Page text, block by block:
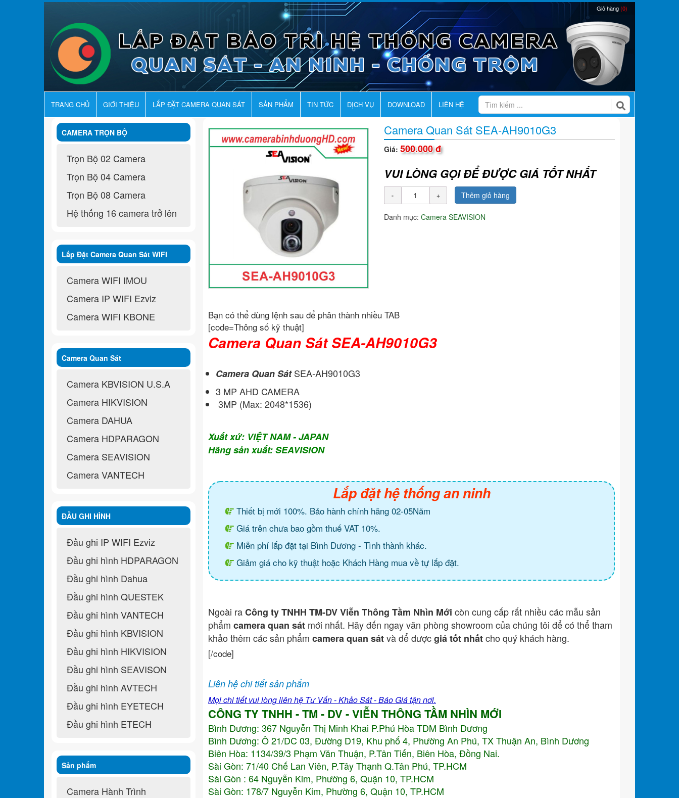
Giỏ hàng(0)
TRANG CHỦ GIỚI THIỆU LẮP ĐẶT CAMERA QUAN SÁT SẢN PHẨM TIN TỨC DỊCH VỤ DOWNLOAD LIÊN HỆ
Camera Quan Sát SEA-AH9010G3
Giá: 500.000 đ
VUI LÒNG GỌI ĐỂ ĐƯỢC GIÁ TỐT NHẤT
Thêm giỏ hàng
Danh mục: Camera SEAVISION
Bạn có thể dùng lệnh sau để phân thành nhiều TAB
[code=Thông số kỹ thuật]
Camera Quan Sát SEA-AH9010G3
Camera Quan SátSEA-AH9010G3
3 MP AHD CAMERA
3MP (Max: 2048*1536)
Xuất xứ: VIỆT NAM - JAPAN
Hãng sản xuất: SEAVISION
Lắp đặt hệ thống an ninh
Thiết bị mới 100%. Bảo hành chính hãng 02-05Năm
Giá trên chưa bao gồm thuế VAT 10%.
Miễn phí lắp đặt tại Bình Dương - Tình thành khác.
Giảm giá cho kỹ thuật hoặc Khách Hàng mua về tự lắp đặt.
Ngoài raCông ty TNHH TM-DV Viễn Thông Tầm Nhìn Mới còn cung cấp rất nhiều các mẫu sản
phẩm camera quan sát mới nhất. Hãy đến ngay văn phòng showroom của chúng tôi để có thể tham
khảo thêm các sản phẩm camera quan sátvà để đượcgiá tốt nhấtcho quý khách hàng.
[/code]
Liên hệ chi tiết sản phẩm
Mọi chi tiết vui lòng liên hệ Tư Vấn - Khảo Sát - Báo Giá tận nơi.
CÔNG TY TNHH - TM - DV - VIỄN THÔNG TẦM NHÌN MỚI
Bình Dương: 367 Nguyễn Thị Minh Khai P.Phú Hòa TDM Bình Dương
Bình Dương: Ô 21/DC 03, Đường D19, Khu phố 4, Phường An Phú, TX Thuận An, Bình Dương
Biên Hòa: 1134/39/3 Phạm Văn Thuận, P.Tân Tiến, Biên Hòa, Đồng Nai.
Sài Gòn: 71/40 Chế Lan Viên, P.Tây Thạnh Q.Tân Phú, TP.HCM
Sài Gòn : 64 Nguyễn Kim, Phường 6, Quận 10, TP.HCM
Sài Gòn: 178/7 Nguyễn Kim, Phường 6, Quận 10, TP.HCM
CAMERA TRỌN BỘ
Trọn Bộ 02 Camera
Trọn Bộ 04 Camera
Trọn Bộ 08 Camera
Hệ thống 16 camera trở lên
Lắp Đặt Camera Quan Sát WIFI
Không Dây
Camera WIFI IMOU
Camera IP WIFI Ezviz
Camera WIFI KBONE
Camera Quan Sát
Camera KBVISION U.S.A
Camera HIKVISION
Camera DAHUA
Camera HDPARAGON
Camera SEAVISION
Camera VANTECH
ĐẦU GHI HÌNH
Đầu ghi IP WIFI Ezviz
Đầu ghi hình HDPARAGON
Đầu ghi hình Dahua
Đầu ghi hình QUESTEK
Đầu ghi hình VANTECH
Đầu ghi hình KBVISION
Đầu ghi hình HIKVISION
Đầu ghi hình SEAVISON
Đầu ghi hình AVTECH
Đầu ghi hình EYETECH
Đầu ghi hình ETECH
Sản phẩm
Camera Hành Trình